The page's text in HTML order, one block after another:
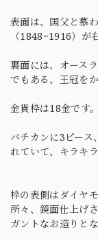
表面は、国父と慕
（1848−1916）が
裏面には、オース
でもある、王冠を
金貨枠は18金です。
バチカンに3ピース
れていて、キラキ
枠の表側はダイヤ
所々、鏡面仕上げ
ガントなお造りと